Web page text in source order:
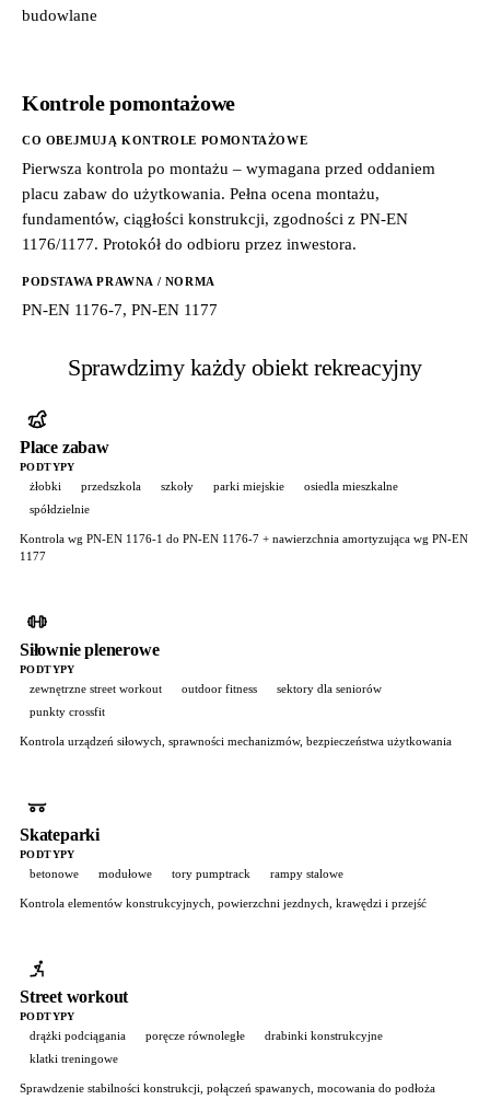
budowlane
Kontrole pomontażowe
CO OBEJMUJĄ KONTROLE POMONTAŻOWE
Pierwsza kontrola po montażu – wymagana przed oddaniem
placu zabaw do użytkowania. Pełna ocena montażu,
fundamentów, ciągłości konstrukcji, zgodności z PN-EN
1176/1177. Protokół do odbioru przez inwestora.
PODSTAWA PRAWNA / NORMA
PN-EN 1176-7, PN-EN 1177
Sprawdzimy każdy obiekt rekreacyjny
Place zabaw
PODTYPY
żłobki przedszkola szkoły parki miejskie
osiedla mieszkalne
spółdzielnie
Kontrola wg PN-EN 1176-1 do PN-EN 1176-7 + nawierzchnia amortyzująca wg PN-EN
1177
Siłownie plenerowe
PODTYPY
zewnętrzne street workout outdoor fitness
sektory dla seniorów
punkty crossfit
Kontrola urządzeń siłowych, sprawności mechanizmów, bezpieczeństwa użytkowania
Skateparki
PODTYPY
betonowe modułowe tory pumptrack rampy stalowe
Kontrola elementów konstrukcyjnych, powierzchni jezdnych, krawędzi i przejść
Street workout
PODTYPY
drążki podciągania poręcze równoległe
drabinki konstrukcyjne
klatki treningowe
Sprawdzenie stabilności konstrukcji, połączeń spawanych, mocowania do podłoża